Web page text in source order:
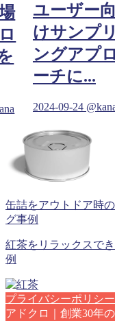
ユーザー向
けサンプリ
ングアプロ
ーチに...
2024-09-24
缶詰をアウトドア時
グ事例
紅茶をリラックスで
例
プライバシーポリシー
アドクロ｜創業30年